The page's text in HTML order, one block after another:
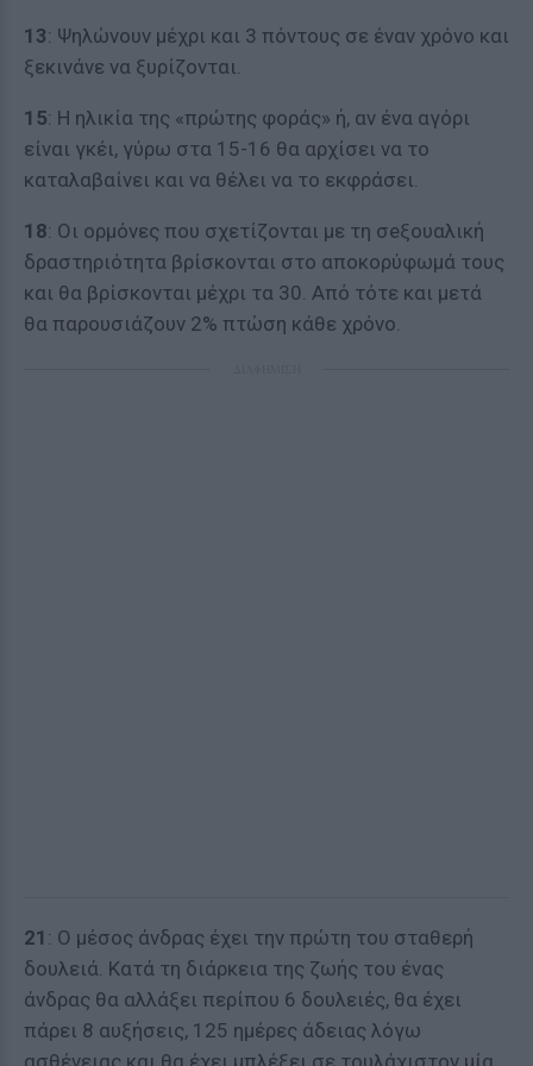
13: Ψηλώνουν μέχρι και 3 πόντους σε έναν χρόνο και
ξεκινάνε να ξυρίζονται.
15: Η ηλικία της «πρώτης φοράς» ή, αν ένα αγόρι
είναι γκέι, γύρω στα 15-16 θα αρχίσει να το
καταλαβαίνει και να θέλει να το εκφράσει.
18: Οι ορμόνες που σχετίζονται με τη σeξουαλική
δραστηριότητα βρίσκονται στο αποκορύφωμά τους
και θα βρίσκονται μέχρι τα 30. Από τότε και μετά
θα παρουσιάζουν 2% πτώση κάθε χρόνο.
21 : Ο μέσος άνδρας έχει την πρώτη του σταθερή
δουλειά. Κατά τη διάρκεια της ζωής του ένας
άνδρας θα αλλάξει περίπου 6 δουλειές, θα έχει
πάρει 8 αυξήσεις, 125 ημέρες άδειας λόγω
ασθένειας και θα έχει μπλέξει σε τουλάχιστον μία